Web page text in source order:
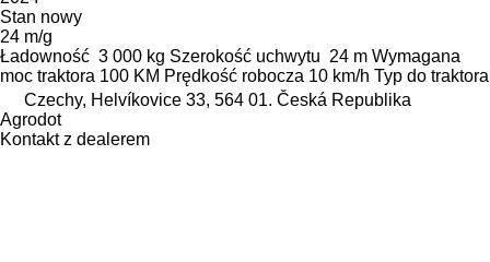
Stan nowy
24 m/g
Ładowność 3 000 kg Szerokość uchwytu 24 m Wymagana
moc traktora 100 KM Prędkość robocza 10 km/h Typ do traktora
Czechy, Helvíkovice 33, 564 01. Česká Republika
Agrodot
Kontakt z dealerem